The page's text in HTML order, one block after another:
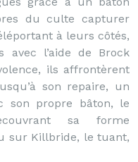
du culte capturer
à leurs côtés,
avec l’aide de Brock
ils affrontèrent
son repaire, un
son propre bâton, le
sa forme
sur Killbride, le tuant,